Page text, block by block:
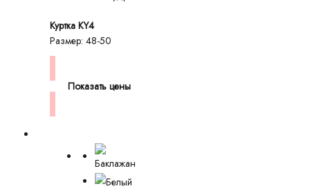
Куртка KY4
Размер: 48-50
Показать цены